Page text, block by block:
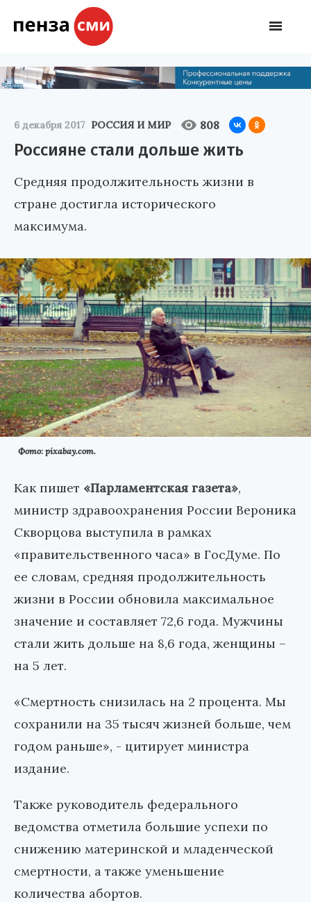
6 декабря 2017 РОССИЯ И МИР 808
Россияне стали дольше жить
Средняя продолжительность жизни в
стране достигла исторического
максимума.
Фото: pixabay.com.
Как пишет «Парламентская газета»,
министр здравоохранения России Вероника
Скворцова выступила в рамках
«правительственного часа» в ГосДуме. По
ее словам, средняя продолжительность
жизни в России обновила максимальное
значение и составляет 72,6 года. Мужчины
стали жить дольше на 8,6 года, женщины –
на 5 лет.
«Смертность снизилась на 2 процента. Мы
сохранили на 35 тысяч жизней больше, чем
годом раньше», - цитирует министра
издание.
Также руководитель федерального
ведомства отметила большие успехи по
снижению материнской и младенческой
смертности, а также уменьшение
количества абортов.